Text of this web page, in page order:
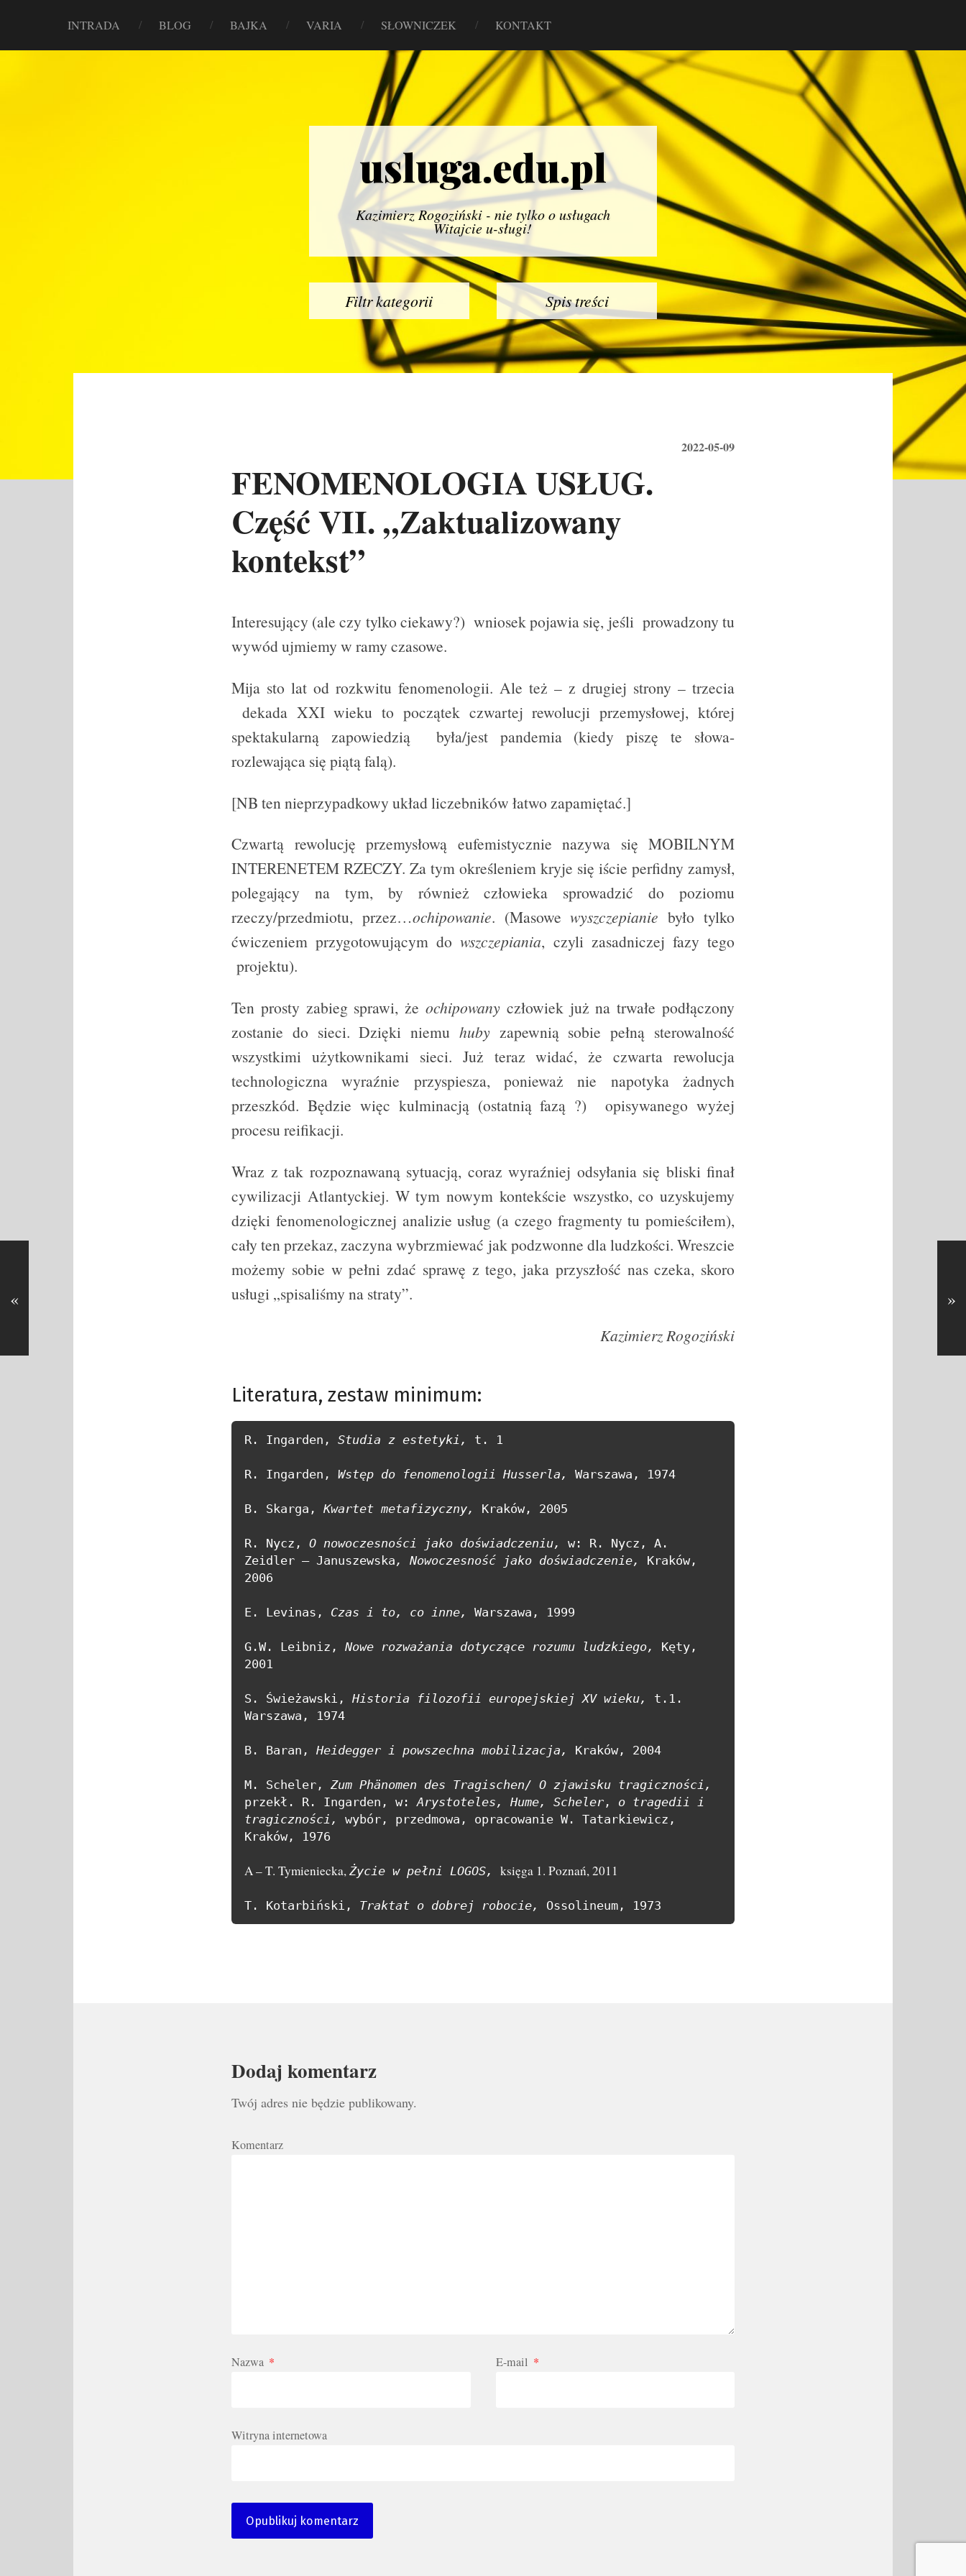
INTRADA BLOG BAJKA VARIA SŁOWNICZEK KONTAKT
usluga.edu.pl
Kazimierz Rogoziński - nie tylko o usługach
Witajcie u-sługi!
Filtr kategorii Spis treści
2022-05-09
FENOMENOLOGIA USŁUG.
Część VII. „Zaktualizowany
kontekst”
Interesujący (ale czy tylko ciekawy?) wniosek pojawia się, jeśli prowadzony tu
wywód ujmiemy w ramy czasowe.
Mija sto lat od rozkwitu fenomenologii. Ale też – z drugiej strony – trzecia
dekada XXI wieku to początek czwartej rewolucji przemysłowej, której
spektakularną zapowiedzią była/jest pandemia (kiedy piszę te słowa-
rozlewająca się piątą falą).
[NB ten nieprzypadkowy układ liczebników łatwo zapamiętać.]
Czwartą rewolucję przemysłową eufemistycznie nazywa się MOBILNYM
INTERENETEM RZECZY. Za tym określeniem kryje się iście perfidny zamysł,
polegający na tym, by również człowieka sprowadzić do poziomu
rzeczy/przedmiotu, przez…ochipowanie. (Masowewyszczepianie było tylko
ćwiczeniem przygotowującym dowszczepiania, czyli zasadniczej fazy tego
projektu).
Ten prosty zabieg sprawi, że ochipowany człowiek już na trwałe podłączony
zostanie do sieci. Dzięki niemu hubyzapewnią sobie pełną sterowalność
wszystkimi użytkownikami sieci. Już teraz widać, że czwarta rewolucja
technologiczna wyraźnie przyspiesza, ponieważ nie napotyka żadnych
przeszkód. Będzie więc kulminacją (ostatnią fazą ?) opisywanego wyżej
procesu reifikacji.
Wraz z tak rozpoznawaną sytuacją, coraz wyraźniej odsyłania się bliski finał
cywilizacji Atlantyckiej. W tym nowym kontekście wszystko, co uzyskujemy
dzięki fenomenologicznej analizie usług (a czego fragmenty tu pomieściłem),
cały ten przekaz, zaczyna wybrzmiewać jak podzwonne dla ludzkości. Wreszcie
możemy sobie w pełni zdać sprawę z tego, jaka przyszłość nas czeka, skoro
usługi „spisaliśmy na straty”.
Kazimierz Rogoziński
Literatura, zestaw minimum:
R. Ingarden, Studia z estetyki, t. 1
R. Ingarden, Wstęp do fenomenologii Husserla, Warszawa, 1974
B. Skarga, Kwartet metafizyczny, Kraków, 2005
R. Nycz, O nowoczesności jako doświadczeniu, w: R. Nycz, A.
Zeidler – Januszewska , Nowoczesność jako doświadczenie,
Kraków,
2006
E. Levinas, Czas i to, co inne, Warszawa, 1999
G.W. Leibniz, Nowe rozważania dotyczące rozumu ludzkiego,
Kęty,
2001
S. Świeżawski, Historia filozofii europejskiej XV wieku, t.1.
Warszawa, 1974
B. Baran, Heidegger i powszechna mobilizacja, Kraków, 2004
M. Scheler,
przekł. R. Ingarden, w: Arystoteles, Hume, Scheler, o tragedii i
tragiczności, wybór, przedmowa, opracowanie W. Tatarkiewicz,
Kraków, 1976
A – T. Tymieniecka, Życie w pełni LOGOS, księga 1. Poznań, 2011
T. Kotarbiński, Traktat o dobrej robocie, Ossolineum, 1973
Dodaj komentarz
Twój adres nie będzie publikowany.
Komentarz
Nazwa * E-mail *
Witryna internetowa
« »